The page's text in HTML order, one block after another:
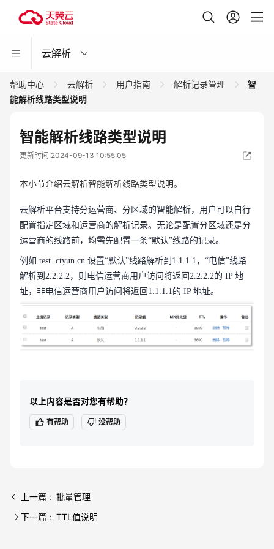
云解析
帮助中心 云解析 用户指南 解析记录管理
智
能解析线路类型说明
智能解析线路类型说明
更新时间 2024-09-13 10:55:05
本小节介绍云解析智能解析线路类型说明。
云解析平台支持分运营商、分区域的智能解析，用户可以自行
配置指定区域和运营商的解析记录。无论是配置分区域还是分
运营商的线路前，均需先配置一条“默认”线路的记录。
例如 test. ctyun.cn 设置“默认”线路解析到1.1.1.1，“电信”线路
解析到2.2.2.2，则电信运营商用户访问将返回2.2.2.2的 IP 地
址，非电信运营商用户访问将返回1.1.1.1的 IP 地址。
以上内容是否对您有帮助？
有帮助 没帮助
上一篇 : 批量管理
下一篇 : TTL值说明